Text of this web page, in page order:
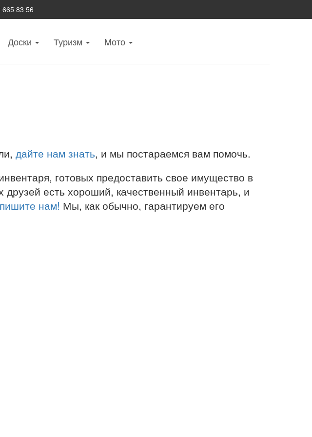
665 83 56
Доски Туризм Mото
дайте нам знать, и мы постараемся вам помочь.
готовых предоставить свое имущество в
есть хороший, качественный инвентарь, и
нам! Мы, как обычно, гарантируем его